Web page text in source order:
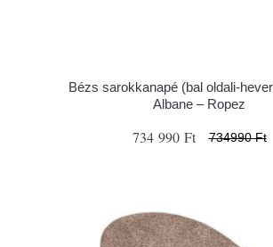
Bézs sarokkanapé (bal oldali-
Albane – Ropez
734 990 Ft 734990 Ft